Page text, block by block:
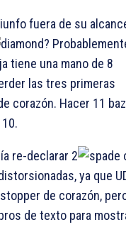
fuera de su
?
tiene una mano de 8
las tres primeras
corazón. Hacer 11
re-declarar 2
ya que
de corazón,
de texto para